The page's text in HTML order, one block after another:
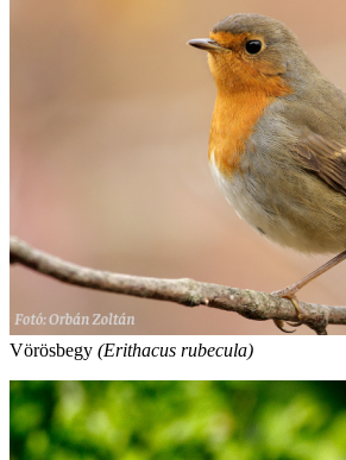
Vörösbegy (Erithacus rubecula)